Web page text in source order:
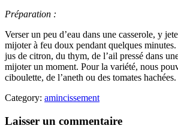
Préparation :
Verser un peu d’eau dans une casserole, y
mijoter à feu doux pendant quelques
jus de citron, du thym, de l’ail pressé dans
mijoter un moment. Pour la variété, nous
ciboulette, de l’aneth ou des tomates hachées.
Category: amincissement
Laisser un commentaire